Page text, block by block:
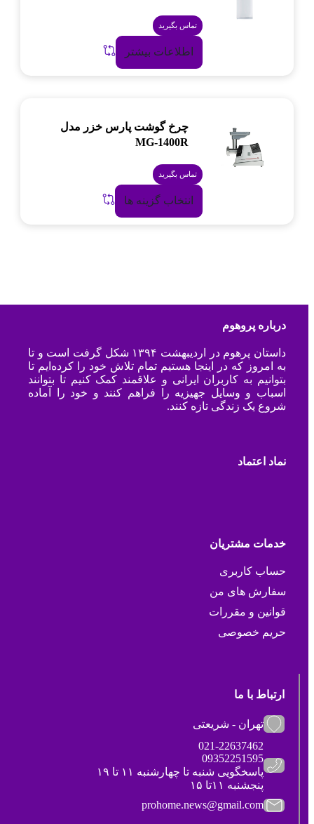
تماس بگیرید
اطلاعات بیشتر
چرخ گوشت پارس خزر مدل
MG-1400R
تماس بگیرید
انتخاب گزینه ها
درباره پروهوم
داستان پرهوم در اردیبهشت ۱۳۹۴ شکل گرفت است و تا
به امروز که در اینجا هستیم تمام تلاش خود را کرده‌ایم تا
بتوانیم به کاربران ایرانی و علاقمند کمک کنیم تا بتوانند
اسباب و وسایل جهیزیه را فراهم کنند و خود را آماده
شروع یک زندگی تازه کنند.
نماد اعتماد
خدمات مشتریان
حساب کاربری
سفارش های من
قوانین و مقررات
حریم خصوصی
ارتباط با ما
تهران - شریعتی
021-22637462
09352251595
پاسخگویی شنبه تا چهارشنبه ۱۱ تا ۱۹
پنجشنبه ۱۱تا ۱۵
prohome.news@gmail.com